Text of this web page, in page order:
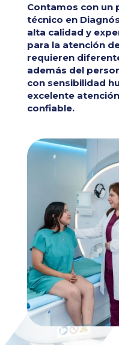
Contamos con un
técnico en
alta calidad y
para la atención
requieren
además del
con sensibilidad
excelente
confiable.